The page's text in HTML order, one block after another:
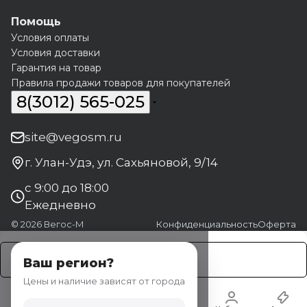
Помощь
Условия оплаты
Условия доставки
Гарантия на товар
Правила продажи товаров для покупателей
8(3012) 565-025
site@vegosm.ru
г. Улан-Удэ, ул. Сахьяновой, 9/14
с 9:00 до 18:00
Ежедневно
© 2026 Вегос-М КонфиденциальностьОферта
Ваш регион?
Цены и наличие зависят от города